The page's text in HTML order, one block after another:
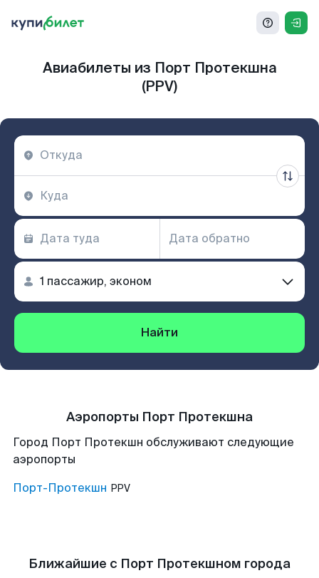
Авиабилеты из Порт Протекшна
(PPV)
Найти
Аэропорты Порт Протекшна
Город Порт Протекшн обслуживают следующие
аэропорты
Порт-Протекшн PPV
Ближайшие с Порт Протекшном города